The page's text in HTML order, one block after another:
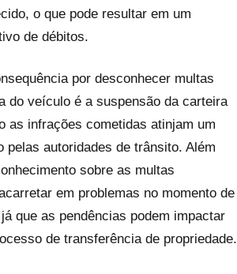
o que pode resultar em um
de débitos.
por desconhecer multas
do veículo é a suspensão da carteira
as infrações cometidas atinjam um
pelas autoridades de trânsito. Além
sobre as multas
em problemas no momento de
que as pendências podem impactar
de transferência de propriedade.